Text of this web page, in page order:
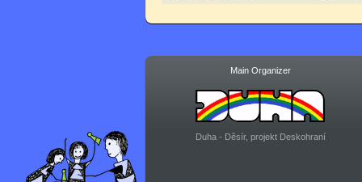
Main Organizer
Duha - Děsír, projekt Deskohraní